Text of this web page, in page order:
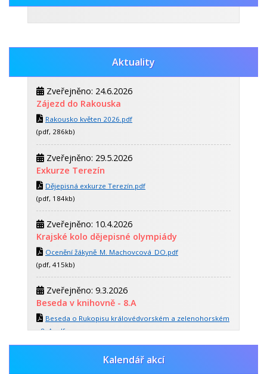
Aktuality
Zveřejněno: 24.6.2026
Zájezd do Rakouska
Rakousko květen 2026.pdf
(pdf, 286kb)
Zveřejněno: 29.5.2026
Exkurze Terezín
Dějepisná exkurze Terezín.pdf
(pdf, 184kb)
Zveřejněno: 10.4.2026
Krajské kolo dějepisné olympiády
Ocenění žákyně_M. Machovcová_DO.pdf
(pdf, 415kb)
Zveřejněno: 9.3.2026
Beseda v knihovně - 8.A
Beseda o Rukopisu královédvorském a zelenohorském
- 8. A.pdf
(pdf, 354kb)
Kalendář akcí